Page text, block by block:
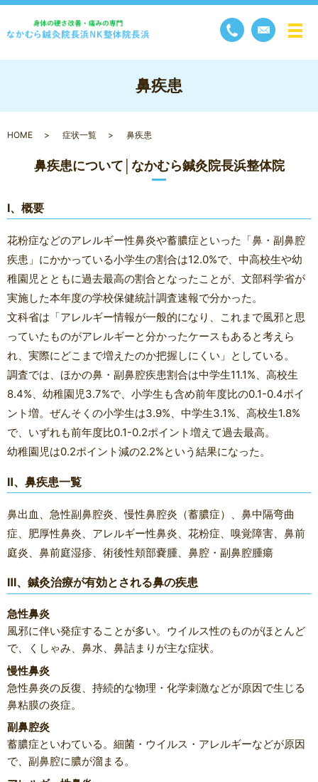
メ
鼻疾患
HOME 症状一覧 鼻疾患
鼻疾患について│なかむら鍼灸院長浜整体院
Ⅰ、概要
花粉症などのアレルギー性鼻炎や蓄膿症といった「鼻・副鼻腔
疾患」にかかっている小学生の割合は12.0%で、中高校生や幼
稚園児とともに過去最高の割合となったことが、文部科学省が
実施した本年度の学校保健統計調査速報で分かった。
文科省は「アレルギー情報が一般的になり、これまで風邪と思
っていたものがアレルギーと分かったケースもあると考えら
れ、実際にどこまで増えたのか把握しにくい」としている。
調査では、ほかの鼻・副鼻腔疾患割合は中学生11.1%、高校生
8.4%、幼稚園児3.7%で、小学生も含め前年度比の0.1-0.4ポイ
ント増。ぜんそくの小学生は3.9%、中学生3.1%、高校生1.8%
で、いずれも前年度比0.1-0.2ポイント増えて過去最高。
幼稚園児は0.2ポイント減の2.2%という結果になった。
Ⅱ、鼻疾患一覧
鼻出血、急性副鼻腔炎、慢性鼻腔炎（蓄膿症）、鼻中隔弯曲
症、肥厚性鼻炎、アレルギー性鼻炎、 花粉症、嗅覚障害、鼻前
庭炎、鼻前庭湿疹、術後性頬部嚢腫、鼻腔・副鼻腔腫瘍
Ⅲ、鍼灸治療が有効とされる鼻の疾患
急性鼻炎
風邪に伴い発症することが多い。ウイルス性のものがほとんど
で、くしゃみ、鼻水、鼻詰まりが主な症状。
慢性鼻炎
急性鼻炎の反復、持続的な物理・化学刺激などが原因で生じる
鼻粘膜の炎症。
副鼻腔炎
蓄膿症といわている。細菌・ウイルス・アレルギーなどが原因
で、副鼻腔に膿が溜まる。